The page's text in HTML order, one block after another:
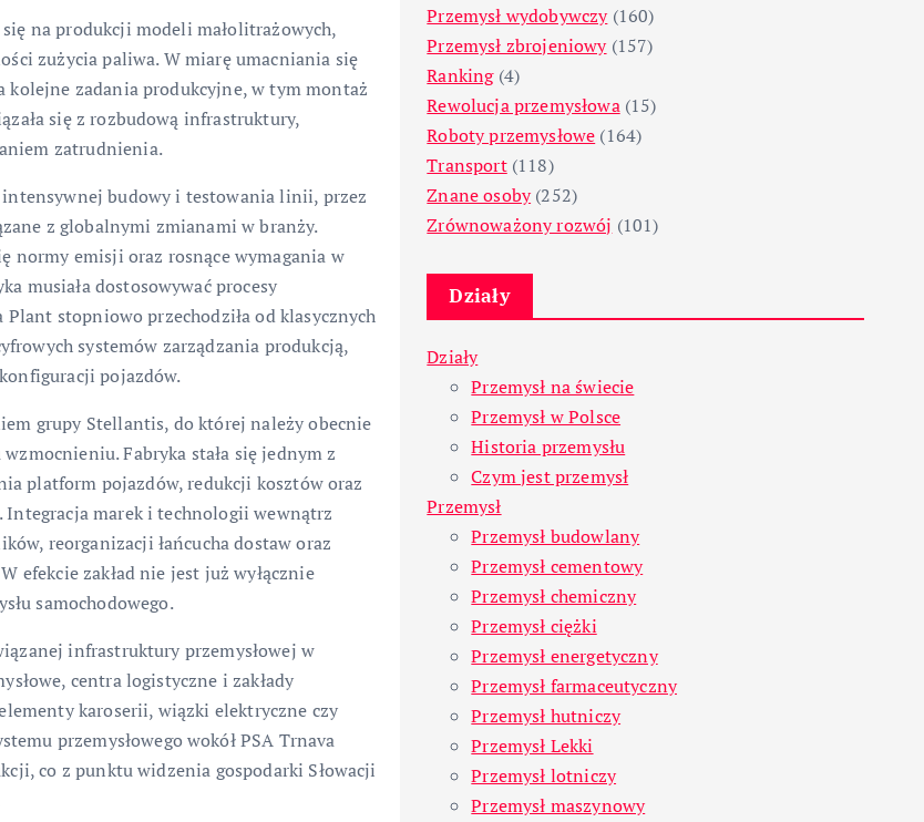
na produkcji modeli małolitrażowych,
zużycia paliwa. W miarę umacniania się
kolejne zadania produkcyjne, w tym montaż
się z rozbudową infrastruktury,
zatrudnienia.
intensywnej budowy i testowania linii, przez
z globalnymi zmianami w branży.
normy emisji oraz rosnące wymagania w
musiała dostosowywać procesy
stopniowo przechodziła od klasycznych
systemów zarządzania produkcją,
pojazdów.
grupy Stellantis, do której należy obecnie
Fabryka stała się jednym z
platform pojazdów, redukcji kosztów oraz
marek i technologii wewnątrz
reorganizacji łańcucha dostaw oraz
efekcie zakład nie jest już wyłącznie
samochodowego.
infrastruktury przemysłowej w
centra logistyczne i zakłady
karoserii, wiązki elektryczne czy
przemysłowego wokół PSA Trnava
co z punktu widzenia gospodarki Słowacji
Przemysł wydobywczy(160)
Przemysł zbrojeniowy(157)
Ranking(4)
Rewolucja przemysłowa(15)
Roboty przemysłowe (164)
Transport(118)
Znane osoby(252)
Zrównoważony rozwój (101)
Działy
Działy
Przemysł na świecie
Przemysł w Polsce
Historia przemysłu
Czym jest przemysł
Przemysł
Przemysł budowlany
Przemysł cementowy
Przemysł chemiczny
Przemysł ciężki
Przemysł energetyczny
Przemysł farmaceutyczny
Przemysł hutniczy
Przemysł Lekki
Przemysł lotniczy
Przemysł maszynowy